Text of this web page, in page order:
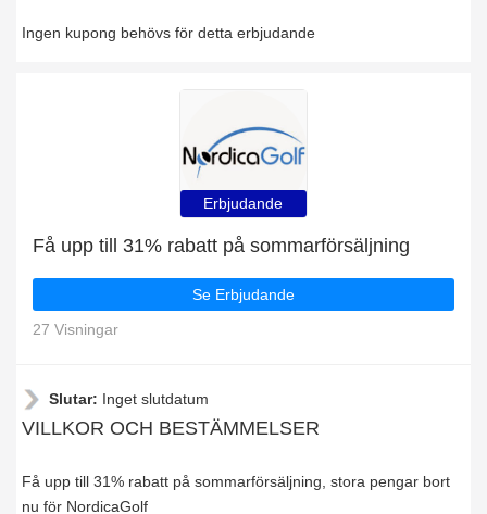
Ingen kupong behövs för detta erbjudande
Erbjudande
Få upp till 31% rabatt på sommarförsäljning
Se Erbjudande
27 Visningar
Slutar: Inget slutdatum
VILLKOR OCH BESTÄMMELSER
Få upp till 31% rabatt på sommarförsäljning, stora pengar bort
nu för NordicaGolf